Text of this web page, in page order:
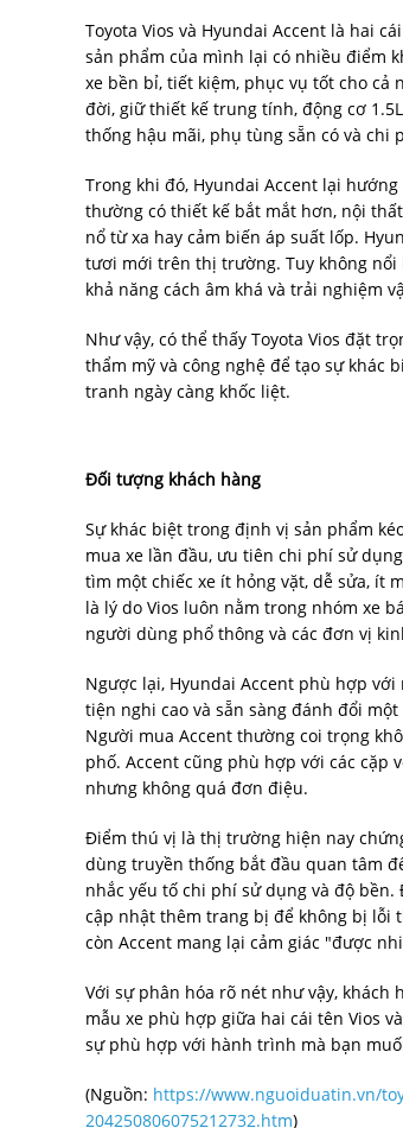
Toyota Vios và Hyundai Accent là hai
sản phẩm của mình lại có nhiều điểm
xe bền bỉ, tiết kiệm, phục vụ tốt cho cả
đời, giữ thiết kế trung tính, động cơ
thống hậu mãi, phụ tùng sẵn có và chi
Trong khi đó, Hyundai Accent lại
thường có thiết kế bắt mắt hơn, nội
nổ từ xa hay cảm biến áp suất lốp.
tươi mới trên thị trường. Tuy không nổi
khả năng cách âm khá và trải nghiệm
Như vậy, có thể thấy Toyota Vios đặt
thẩm mỹ và công nghệ để tạo sự khác
tranh ngày càng khốc liệt.
Đối tượng khách hàng
Sự khác biệt trong định vị sản phẩm
mua xe lần đầu, ưu tiên chi phí sử
tìm một chiếc xe ít hỏng vặt, dễ sửa, ít
là lý do Vios luôn nằm trong nhóm xe
người dùng phổ thông và các đơn vị
Ngược lại, Hyundai Accent phù hợp
tiện nghi cao và sẵn sàng đánh đổi
Người mua Accent thường coi trọng
phố. Accent cũng phù hợp với các cặp
nhưng không quá đơn điệu.
Điểm thú vị là thị trường hiện nay
dùng truyền thống bắt đầu quan tâm
nhắc yếu tố chi phí sử dụng và độ
cập nhật thêm trang bị để không bị lỗi
còn Accent mang lại cảm giác "được
Với sự phân hóa rõ nét như vậy,
mẫu xe phù hợp giữa hai cái tên Vios
sự phù hợp với hành trình mà bạn
(Nguồn: https://www.nguoiduatin.vn/
204250806075212732.htm)